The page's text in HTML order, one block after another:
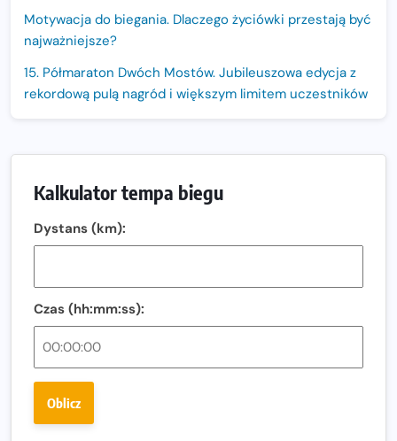
Motywacja do biegania. Dlaczego życiówki przestają być
najważniejsze?
15. Półmaraton Dwóch Mostów. Jubileuszowa edycja z
rekordową pulą nagród i większym limitem uczestników
Oficjalna koszulka LOTTO 25. Poznań Maratonu!
Amazfit Balance 3: Kompleksowe narzędzie dla biegacza
Regeneracja w bieganiu. Co warto o niej wiedzieć?
Ostatnie wolne miejsca na jubileuszowy Bieg
Fabrykanta. Organizatorzy odkrywają trasę dzień po
wybiera wyzwanie trzech największych maratonów w
Kalkulator tempa biegu
Dystans (km):
Czas (hh:mm:ss):
Oblicz